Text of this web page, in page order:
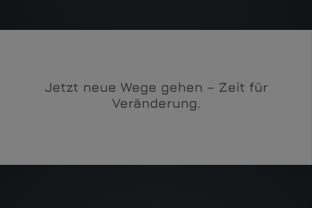
Jetzt neue Wege gehen – Zeit für
Veränderung.